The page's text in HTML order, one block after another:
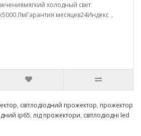
холодный свет
ЛмГарантия месяцев24Индекс ..
, світлодіодний прожектор, прожектор
ip65, лід прожектори, світлодіодні led